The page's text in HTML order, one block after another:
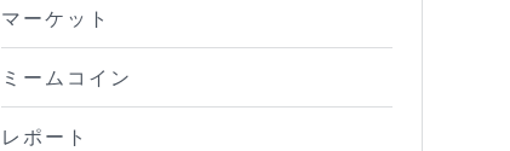
マーケット
ミームコイン
レポート